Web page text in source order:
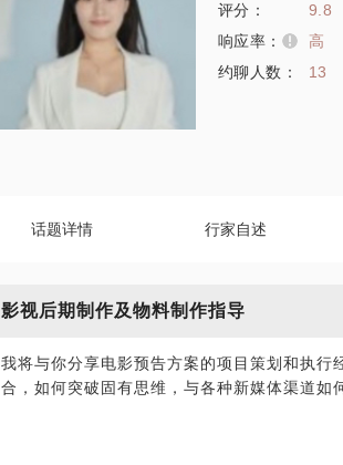
评分：
9.8
响应率：
高
约聊人数：
13
话题详情 行家自述
影视后期制作及物料制作指导
我将与你分享电影预告方案的项目策划和执行
合，如何突破固有思维，与各种新媒体渠道如